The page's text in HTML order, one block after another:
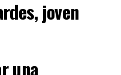
joven
una